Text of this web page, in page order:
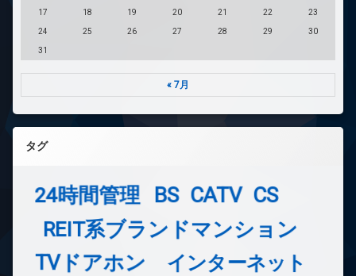
17 18 19 20 21 22 23
24 25 26 27 28 29 30
31
« 7月
タグ
24時間管理 BS CATV CS
REIT系ブランドマンション
TVドアホン インターネット